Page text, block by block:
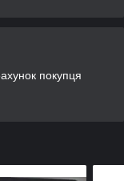
покупця